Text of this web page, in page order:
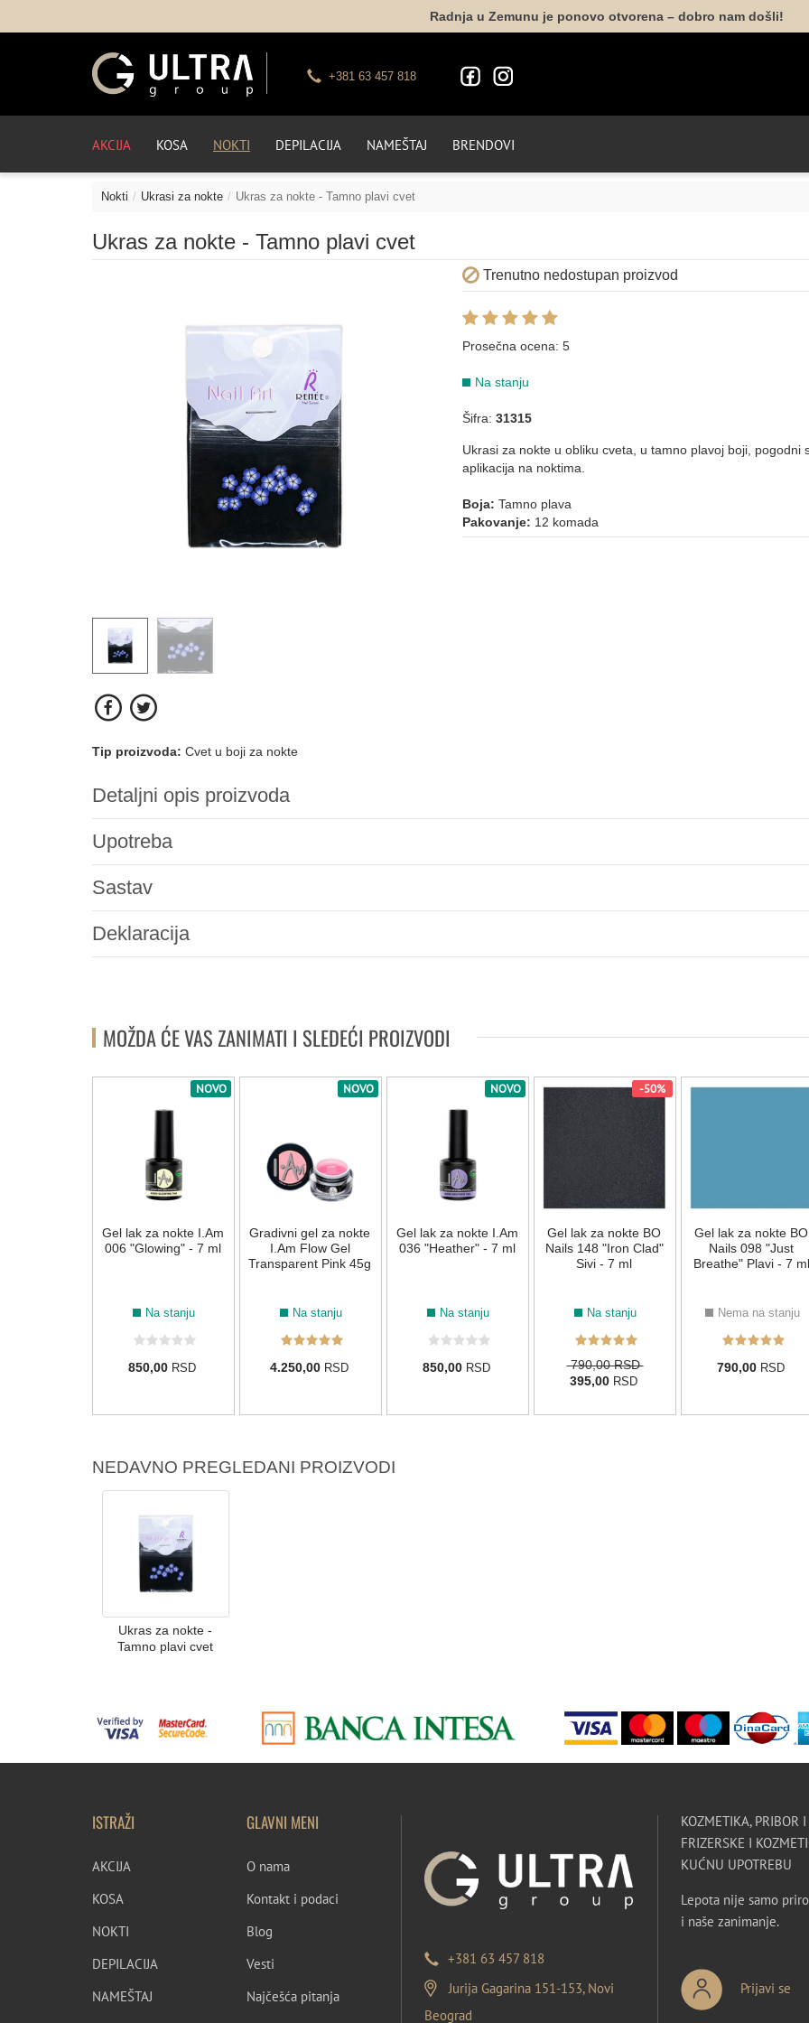
Radnja u Zemunu je ponovo otvorena – dobro nam došli!
+381 63 457 818
AKCIJA KOSA NOKTI DEPILACIJA NAMEŠTAJ BRENDOVI
Nokti Ukrasi za nokte Ukras za nokte - Tamno plavi cvet
Ukras za nokte - Tamno plavi cvet
Trenutno nedostupan proizvod
Prosečna ocena:5
Na stanju
Šifra:31315
Ukrasi za nokte u obliku cveta, u tamno plavoj boji,
aplikacija na noktima.
Boja: Tamno plava
Pakovanje: 12 komada
Tip proizvoda: Cvet u boji za nokte
Detaljni opis proizvoda
Upotreba
Sastav
Deklaracija
MOŽDA ĆE VAS ZANIMATI I SLEDEĆI PROIZVODI
NOVO
Gel lak za nokte I.Am
006 "Glowing" - 7 ml
Na stanju
850,00 RSD
NOVO
Gradivni gel za nokte
I.Am Flow Gel
Transparent Pink 45g
Na stanju
4.250,00 RSD
NOVO
Gel lak za nokte I.Am
036 "Heather" - 7 ml
Na stanju
850,00 RSD
-50%
Gel lak za nokte BO
Nails 148 "Iron Clad"
Sivi - 7 ml
Na stanju
790,00 RSD
395,00 RSD
Gel lak za nokte BO
Nails 098 "Just
Breathe" Plavi - 7 ml
Nema na stanju
790,00 RSD
NEDAVNO PREGLEDANI PROIZVODI
Ukras za nokte -
Tamno plavi cvet
ISTRAŽI
AKCIJA
KOSA
NOKTI
DEPILACIJA
NAMEŠTAJ
GLAVNI MENI
O nama
Kontakt i podaci
Blog
Vesti
Najčešća pitanja
+381 63 457 818
Jurija Gagarina 151-153, Novi
Beograd
KOZMETIKA, PRIBOR
FRIZERSKE I
KUĆNU UPOTREBU
Lepota nije samo
i naše zanimanje.
Prijavi se